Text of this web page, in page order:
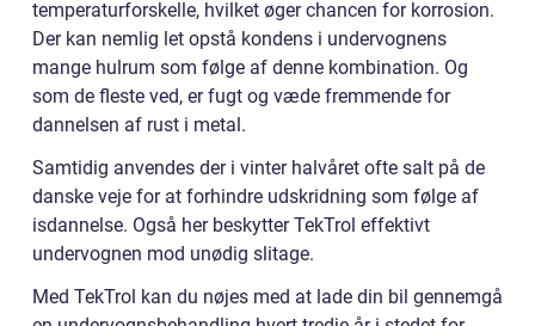
temperaturforskelle, hvilket øger chancen for korrosion.
Der kan nemlig let opstå kondens i undervognens
mange hulrum som følge af denne kombination. Og
som de fleste ved, er fugt og væde fremmende for
dannelsen af rust i metal.
Samtidig anvendes der i vinter halvåret ofte salt på de
danske veje for at forhindre udskridning som følge af
isdannelse. Også her beskytter TekTrol effektivt
undervognen mod unødig slitage.
Med TekTrol kan du nøjes med at lade din bil gennemgå